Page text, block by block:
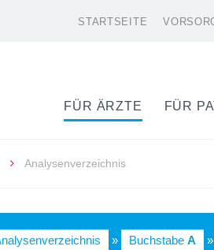
STARTSEITE
FÜR ÄRZTE FÜR
Analysenverzeichnis
» Buchstabe A